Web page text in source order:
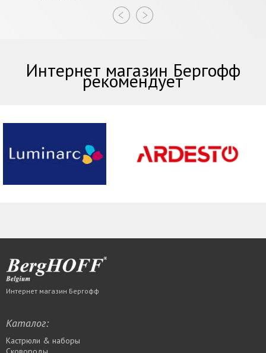
Интернет магазин Бергофф
рекомендует
Интернет магазин Бергофф
Каталог:
Кастрюли & наборы